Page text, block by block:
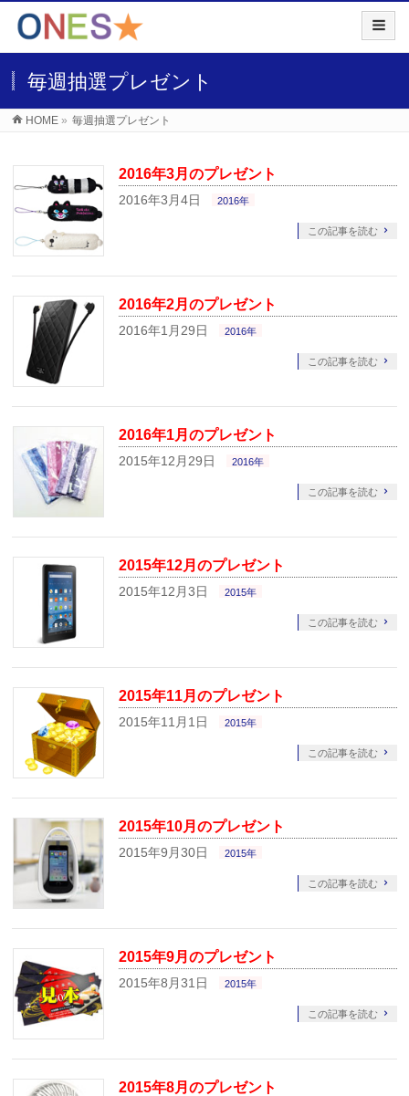
毎週抽選プレゼント
HOME » 毎週抽選プレゼント
2016年3月のプレゼント
2016年3月4日 2016年
この記事を読む
2016年2月のプレゼント
2016年1月29日 2016年
この記事を読む
2016年1月のプレゼント
2015年12月29日 2016年
この記事を読む
2015年12月のプレゼント
2015年12月3日 2015年
この記事を読む
2015年11月のプレゼント
2015年11月1日 2015年
この記事を読む
2015年10月のプレゼント
2015年9月30日 2015年
この記事を読む
2015年9月のプレゼント
2015年8月31日 2015年
この記事を読む
2015年8月のプレゼント